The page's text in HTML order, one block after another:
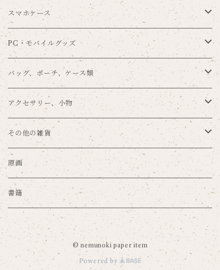
Souren
まんまる×nemunoki
POME×nemunoki
ゆらり本舗×nemunoki
文房具DJmaki×nemunoki
mug×nemunoki
merilforel×nemunoki
メッセージカード
一筆箋
その他の手紙用品
シール
タグセット
その他のラッピングアイテム
ブックカバー
ブックマーク
メモパッド
ノート
ファイル
ステッカー
ポスター
ペーパーインセンス
撮影用背景紙
スマホケース
手帳型
留め帯あり
留め帯なし
背面保護
プラスチックハードカバー
ミラーケース
サンドアートケース
グリッターケース
押し花レジンケース
強化ガラスケース
PC・モバイルグッズ
スマホリング
タブレットカバー
カードポケット
マウスパッド
その他のPC・モバイルグッズ
バッグ、ポーチ、ケース類
バッグ
ポーチ
キーケース
コインケース
カードケース
パスケース
アクセサリー、小物
キーホルダー
ブローチ
缶バッジ、ピンズ
手鏡
クリーニングクロス
その他の雑貨
マスク
珪藻土グッズ
ハンカチ
キッチングッズ
原画
書籍
© nemunoki paper item
Powered by